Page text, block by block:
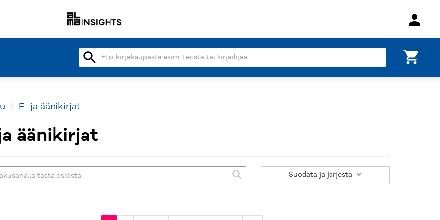
person
search shopping_cart
E- ja äänikirjat
äänikirjat
Suodata ja järjestä